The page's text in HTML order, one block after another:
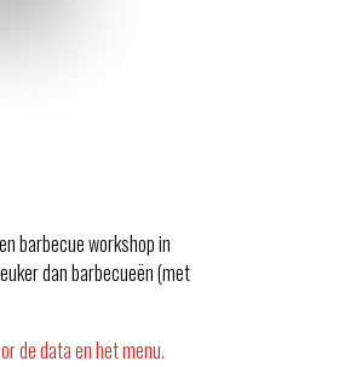
barbecue workshop in
dan barbecueën (met
de data en het menu.